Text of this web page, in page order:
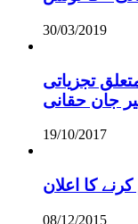
30/03/2019
تجزیاتی
جان حقانی
19/10/2017
کا اعلان
08/12/2015